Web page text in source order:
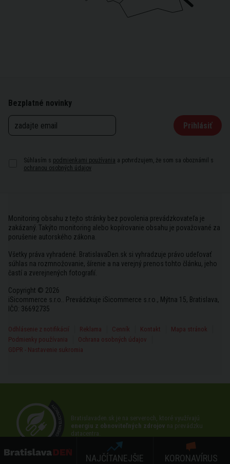
NAJČÍTANEJŠIE KORONAVÍRUS
Bezplatné novinky
Prihlásiť
Súhlasím s podmienkami používania a potvrdzujem, že som sa oboznámil s
ochranou osobných údajov
Monitoring obsahu z tejto stránky bez povolenia prevádzkovateľa je
zakázaný. Takýto monitoring alebo kopírovanie obsahu je považované za
porušenie autorského zákona.
Všetky práva vyhradené. BratislavaDen.sk si vyhradzuje právo udeľovať
súhlas na rozmnožovanie, šírenie a na verejný prenos tohto článku, jeho
častí a zverejnených fotografií.
Copyright © 2026
iSicommerce s.r.o.. Prevádzkuje iSicommerce s.r.o., Mýtna 15, Bratislava,
IČO: 36692735
Odhlásenie z notifikácií Reklama Cenník Kontakt
Mapa stránok
Podmienky používania
Ochrana osobných údajov
GDPR - Nastavenie sukromia
Bratislavaden.sk je na serveroch, ktoré využívajú
energiu z obnoviteľných zdrojov na prevádzku
datacentra.